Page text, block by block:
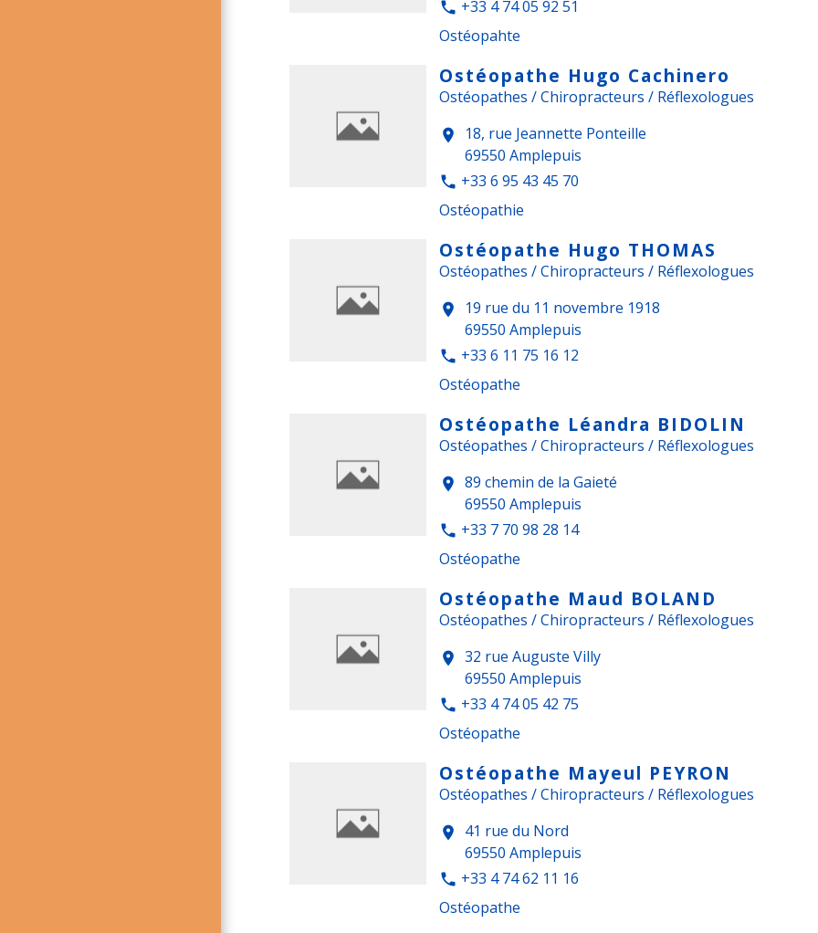
phone +33 4 74 05 92 51
Ostéopahte
Ostéopathe Hugo Cachinero
Ostéopathes / Chiropracteurs / Réflexologues
location_on
18, rue Jeannette Ponteille
69550 Amplepuis
phone +33 6 95 43 45 70
Ostéopathie
Ostéopathe Hugo THOMAS
Ostéopathes / Chiropracteurs / Réflexologues
location_on
19 rue du 11 novembre 1918
69550 Amplepuis
phone +33 6 11 75 16 12
Ostéopathe
Ostéopathe Léandra BIDOLIN
Ostéopathes / Chiropracteurs / Réflexologues
location_on 89 chemin de la Gaieté
69550 Amplepuis
phone +33 7 70 98 28 14
Ostéopathe
Ostéopathe Maud BOLAND
Ostéopathes / Chiropracteurs / Réflexologues
location_on 32 rue Auguste Villy
69550 Amplepuis
phone +33 4 74 05 42 75
Ostéopathe
Ostéopathe Mayeul PEYRON
Ostéopathes / Chiropracteurs / Réflexologues
location_on
41 rue du Nord
69550 Amplepuis
phone +33 4 74 62 11 16
Ostéopathe